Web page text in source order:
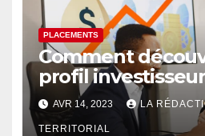
PLACEMENTS
Comment
profil
AVR 14, 2023 LA
TERRITORIAL